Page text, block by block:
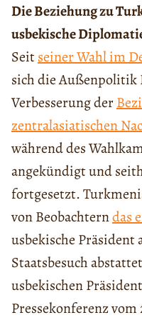
Die Beziehung zu
usbekische
Seitseiner Wahl im
sich die Außenpolitik
Verbesserung der
zentralasiatischen
während des
angekündigt und
fortgesetzt.
von Beobachterndas
usbekische Präsident
Staatsbesuch
usbekischen
Pressekonferenz